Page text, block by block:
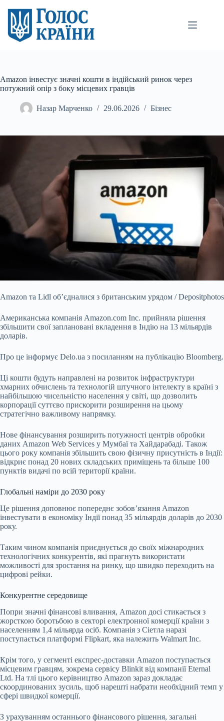
вмісту
Amazon інвестує значні кошти в індійський ринок через
потужний опір з боку місцевих гравців
Назар Марченко 29.06.2026 Бізнес
Amazon та Lidl об’єдналися з британським урядом / Depositphotos
Американська компанія Amazon.com Inc. прийняла рішення
збільшити свої заплановані вкладення в Індію на 13 мільярдів
доларів.
Про це інформує Delo.ua з посиланням на публікацію Bloomberg.
Ці кошти будуть направлені на розвиток інфраструктури
хмарних обчислень та технологій штучного інтелекту в країні з
найбільшою чисельністю населення у світі, що дозволить
корпорації суттєво прискорити розширення на цьому
стратегічно важливому напрямку.
Нове фінансування розширить потужності центрів обробки
даних Amazon Web Services у Мумбаї та Хайдарабаді. Також
цього року компанія збільшить свою фізичну присутність в Індії:
відкриє понад 20 нових складських приміщень та більше 100
пунктів видачі по всій території країни.
Глобальні наміри до 2030 року
Це рішення доповнює попереднє зобов’язання Amazon
інвестувати в економіку Індії понад 35 мільярдів доларів до 2030
року.
Таким чином компанія приєднується до своїх міжнародних
технологічних конкурентів, які прагнуть використати
можливості для зростання на ринку, що швидко переходить на
цифрові рейки.
Конкурентне середовище
Попри значні фінансові вливання, Amazon досі стикається з
жорсткою боротьбою в секторі електронної комерції країни з
населенням 1,4 мільярда осіб. Компанія з Сіетла наразі
поступається платформі Flipkart, яка належить Walmart Inc.
Крім того, у сегменті експрес-доставки Amazon поступається
місцевим гравцям, зокрема сервісу Blinkit від компанії Eternal
Ltd. На тлі цього керівництво Amazon зараз докладає
скоординованих зусиль, щоб нарешті набрати необхідний темп у
сфері швидкої комерції.
З урахуванням останнього фінансового рішення, загальні